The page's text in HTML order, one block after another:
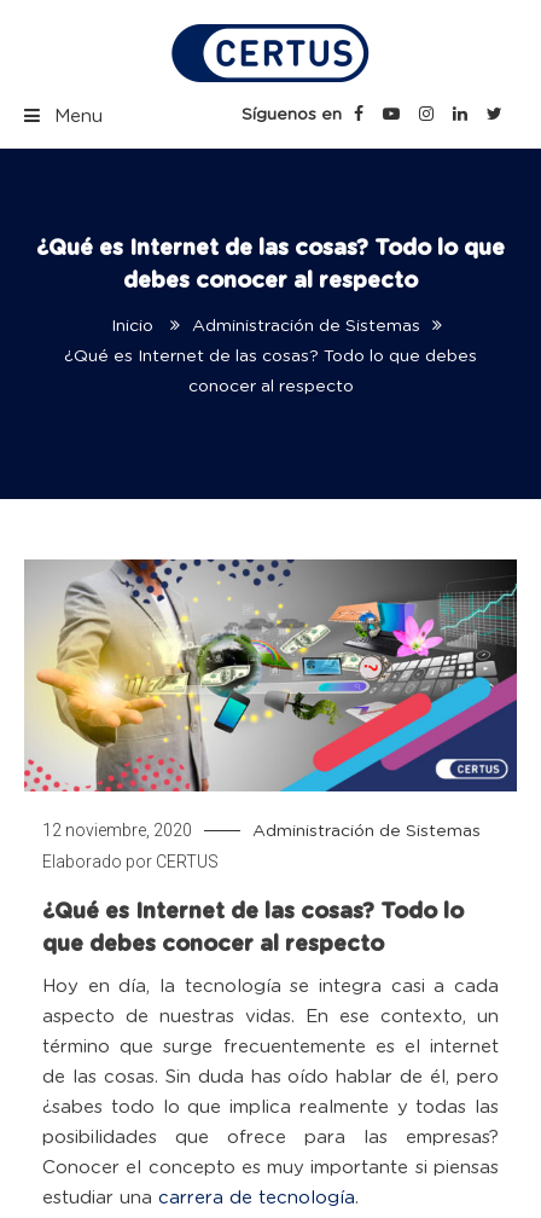
Certus Blog | Carreras
Menu Síguenos en
¿Qué es Internet de las cosas? Todo lo que
debes conocer al respecto
Inicio
Administración de Sistemas
¿Qué es Internet de las cosas? Todo lo que debes
conocer al respecto
12 noviembre, 2020 Administración de Sistemas
Elaborado por CERTUS
¿Qué es Internet de las cosas? Todo lo
que debes conocer al respecto
Hoy en día, la tecnología se integra casi a cada
aspecto de nuestras vidas. En ese contexto, un
término que surge frecuentemente es el internet
de las cosas. Sin duda has oído hablar de él, pero
¿sabes todo lo que implica realmente y todas las
posibilidades que ofrece para las empresas?
Conocer el concepto es muy importante si piensas
estudiar una carrera de tecnología.